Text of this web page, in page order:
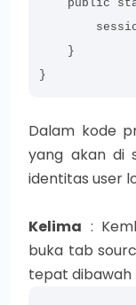
public
}
}
Dalam kode
yang akan di
identitas user
Kelima :
buka tab
tepat dibawah